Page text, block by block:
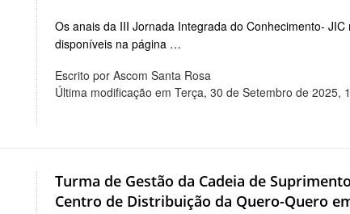
Os anais da III Jornada Integrada do Conhecimento-
disponíveis na página …
Escrito por Ascom Santa Rosa
Última modificação em Terça, 30 de Setembro de 2025,
Turma de Gestão da Cadeia de
Centro de Distribuição da Quero-Quero